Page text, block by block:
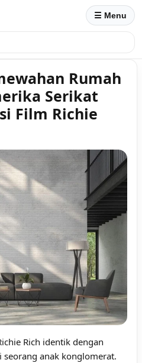
☰ Menu
Rumah
Serikat
Film Richie
Rich identik dengan
seorang anak konglomerat.